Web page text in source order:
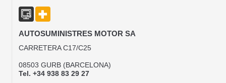
AUTOSUMINISTRES MOTOR SA
CARRETERA C17/C25
08503 GURB (BARCELONA)
Tel. +34 938 83 29 27